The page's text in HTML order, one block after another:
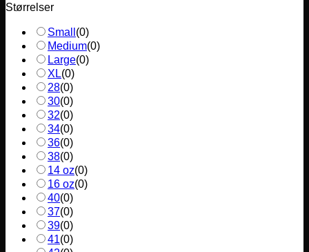
Størrelser
Small (0)
Medium(0)
Large(0)
XL(0)
28(0)
30(0)
32(0)
34(0)
36(0)
38(0)
14 oz(0)
16 oz(0)
40(0)
37(0)
39(0)
41(0)